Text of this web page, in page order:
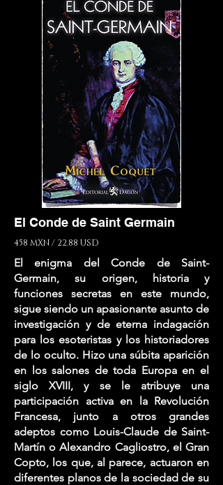
El Conde de Saint Germain
458 MXN / 22.88 USD
El enigma del Conde de Saint-
Germain, su origen, historia y
funciones secretas en este mundo,
sigue siendo un apasionante asunto de
investigación y de eterna indagación
para los esoteristas y los historiadores
de lo oculto. Hizo una súbita aparición
en los salones de toda Europa en el
siglo XVIII, y se le atribuye una
participación activa en la Revolución
Francesa, junto a otros grandes
adeptos como Louis-Claude de Saint-
Martín o Alexandro Cagliostro, el Gran
Copto, los que, al parece, actuaron en
diferentes planos de la sociedad de su